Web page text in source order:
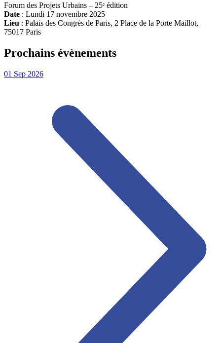
Forum des Projets Urbains – 25ᵉ édition
Date : Lundi 17 novembre 2025
Lieu : Palais des Congrès de Paris, 2 Place de la Porte Maillot,
75017 Paris
Prochains évènements
01 Sep 2026